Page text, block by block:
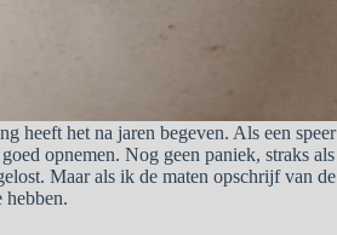
heeft het na jaren begeven. Als een speer
opnemen. Nog geen paniek, straks als
Maar als ik de maten opschrijf van de
hebben.